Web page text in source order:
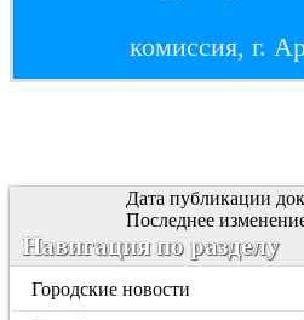
комиссия, г.
Дата публикации
Последнее
Навигация по разделу
Городские новости